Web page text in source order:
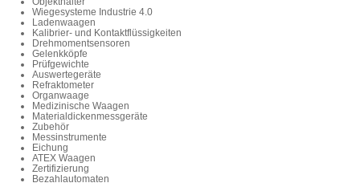
Wiegesysteme Industrie 4.0
Ladenwaagen
Kalibrier- und Kontaktflüssigkeiten
Drehmomentsensoren
Gelenkköpfe
Prüfgewichte
Auswertegeräte
Refraktometer
Organwaage
Medizinische Waagen
Materialdickenmessgeräte
Zubehör
Messinstrumente
Eichung
ATEX Waagen
Zertifizierung
Bezahlautomaten